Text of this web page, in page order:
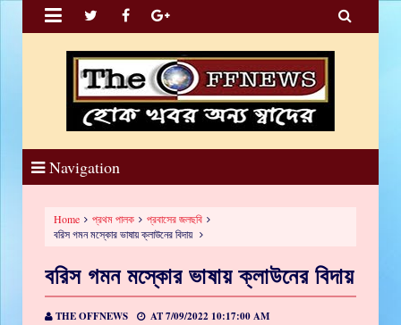
 
Navigation
Home প্রথম পালক
প্রবাসের জলছবি
বরিস গমন মস্কোর ভাষায় ক্লাউনের বিদায়
বরিস গমন মস্কোর ভাষায় ক্লাউনের বিদায়
THE OFFNEWS AT7/09/2022 10:17:00 AM